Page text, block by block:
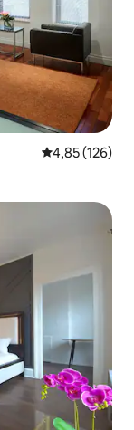
Gemiddelde
4,85 (126)